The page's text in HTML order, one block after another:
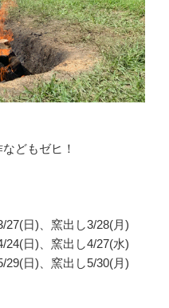
どもゼヒ！
日)、窯出し3/28(月)
日)、窯出し4/27(水)
日)、窯出し5/30(月)